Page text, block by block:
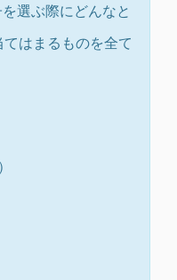
選ぶ際にどんなと
はまるものを全て